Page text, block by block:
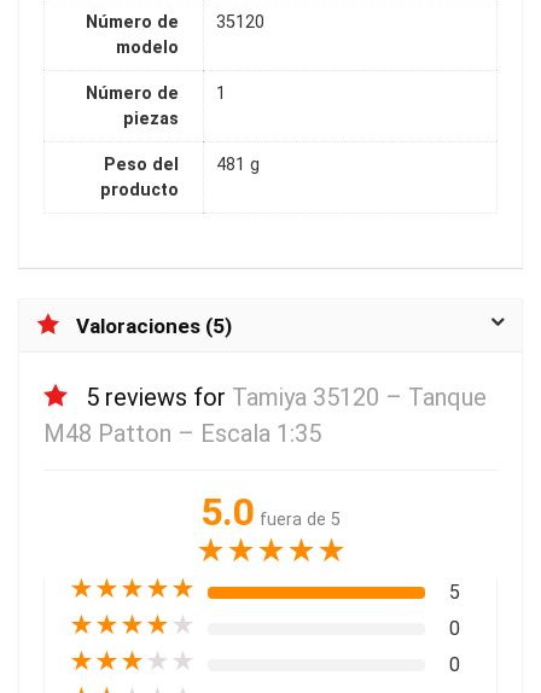
Número de
modelo
35120
Número de
piezas
1
Peso del
producto
481 g
Valoraciones (5)
5 reviews for Tamiya 35120 – Tanque
M48 Patton – Escala 1:35
5.0 fuera de 5
★★★★★
★★★★★ 5
★★★★ ★ 0
★★★ ★ ★ 0